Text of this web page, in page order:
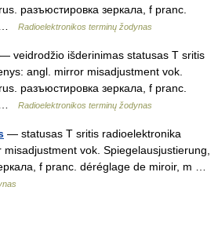
разъюстировка зеркала, f pranc.
…
Radioelektronikos terminų žodynas
— veidrodžio išderinimas statusas T sritis
angl. mirror misadjustment vok.
разъюстировка зеркала, f pranc.
…
Radioelektronikos terminų žodynas
— statusas T sritis radioelektronika
vok. Spiegelausjustierung,
f pranc. déréglage de miroir, m …